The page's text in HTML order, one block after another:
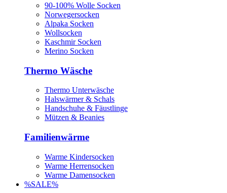
90-100% Wolle Socken
Norwegersocken
Alpaka Socken
Wollsocken
Kaschmir Socken
Merino Socken
Thermo Wäsche
Thermo Unterwäsche
Halswärmer & Schals
Handschuhe & Fäustlinge
Mützen & Beanies
Familienwärme
Warme Kindersocken
Warme Herrensocken
Warme Damensocken
%SALE%